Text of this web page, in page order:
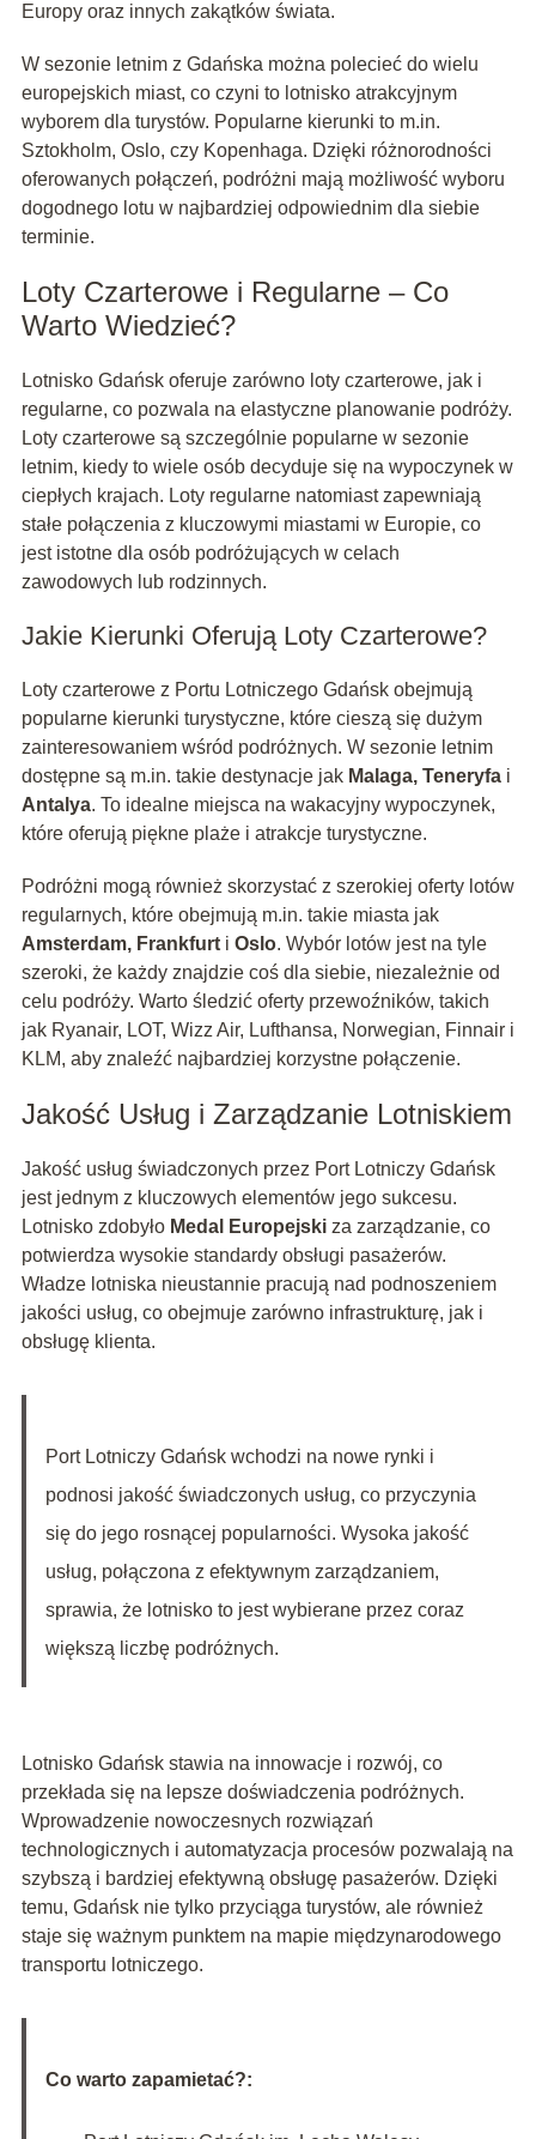
Europy oraz innych zakątków świata.
W sezonie letnim z Gdańska można polecieć do wielu
europejskich miast, co czyni to lotnisko atrakcyjnym
wyborem dla turystów. Popularne kierunki to m.in.
Sztokholm, Oslo, czy Kopenhaga. Dzięki różnorodności
oferowanych połączeń, podróżni mają możliwość wyboru
dogodnego lotu w najbardziej odpowiednim dla siebie
terminie.
Loty Czarterowe i Regularne – Co
Warto Wiedzieć?
Lotnisko Gdańsk oferuje zarówno loty czarterowe, jak i
regularne, co pozwala na elastyczne planowanie podróży.
Loty czarterowe są szczególnie popularne w sezonie
letnim, kiedy to wiele osób decyduje się na wypoczynek w
ciepłych krajach. Loty regularne natomiast zapewniają
stałe połączenia z kluczowymi miastami w Europie, co
jest istotne dla osób podróżujących w celach
zawodowych lub rodzinnych.
Jakie Kierunki Oferują Loty Czarterowe?
Loty czarterowe z Portu Lotniczego Gdańsk obejmują
popularne kierunki turystyczne, które cieszą się dużym
zainteresowaniem wśród podróżnych. W sezonie letnim
dostępne są m.in. takie destynacje jak Malaga, Teneryfai
Antalya. To idealne miejsca na wakacyjny wypoczynek,
które oferują piękne plaże i atrakcje turystyczne.
Podróżni mogą również skorzystać z szerokiej oferty lotów
regularnych, które obejmują m.in. takie miasta jak
Amsterdam, Frankfurti Oslo. Wybór lotów jest na tyle
szeroki, że każdy znajdzie coś dla siebie, niezależnie od
celu podróży. Warto śledzić oferty przewoźników, takich
jak Ryanair, LOT, Wizz Air, Lufthansa, Norwegian, Finnair i
KLM, aby znaleźć najbardziej korzystne połączenie.
Jakość Usług i Zarządzanie Lotniskiem
Jakość usług świadczonych przez Port Lotniczy Gdańsk
jest jednym z kluczowych elementów jego sukcesu.
Lotnisko zdobyło Medal Europejskiza zarządzanie, co
potwierdza wysokie standardy obsługi pasażerów.
Władze lotniska nieustannie pracują nad podnoszeniem
jakości usług, co obejmuje zarówno infrastrukturę, jak i
obsługę klienta.
Port Lotniczy Gdańsk wchodzi na nowe rynki i
podnosi jakość świadczonych usług, co przyczynia
się do jego rosnącej popularności. Wysoka jakość
usług, połączona z efektywnym zarządzaniem,
sprawia, że lotnisko to jest wybierane przez coraz
większą liczbę podróżnych.
Lotnisko Gdańsk stawia na innowacje i rozwój, co
przekłada się na lepsze doświadczenia podróżnych.
Wprowadzenie nowoczesnych rozwiązań
technologicznych i automatyzacja procesów pozwalają na
szybszą i bardziej efektywną obsługę pasażerów. Dzięki
temu, Gdańsk nie tylko przyciąga turystów, ale również
staje się ważnym punktem na mapie międzynarodowego
transportu lotniczego.
Co warto zapamietać?: